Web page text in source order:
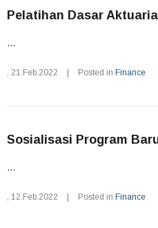
Pelatihan Dasar
...
, 21.Feb.2022 Posted in Finance
Sosialisasi Program
...
, 12.Feb.2022 Posted in Finance